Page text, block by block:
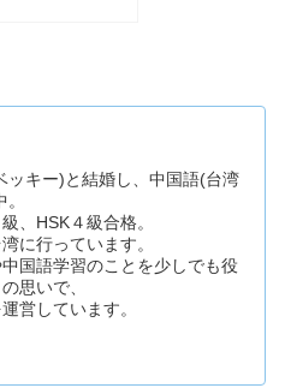
ッキー)と結婚し、中国語(台湾
、HSK４級合格。
に行っています。
国語学習のことを少しでも役
思いで、
営しています。